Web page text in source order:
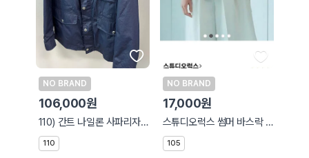
NO BRAND
106,000원
110) 간트 나일론 사파리자켓
110
NO BRAND
17,000원
스튜디오럭스 썸머 바스락 티블라우스 105
105